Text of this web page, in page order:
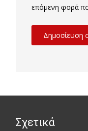
επόμενη φορά
Σχετικά